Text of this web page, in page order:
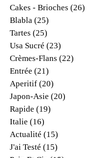
Cakes - Brioches (26)
Blabla (25)
Tartes (25)
Usa Sucré (23)
Crèmes-Flans (22)
Entrée (21)
Aperitif (20)
Japon-Asie (20)
Rapide (19)
Italie (16)
Actualité (15)
J'ai Testé (15)